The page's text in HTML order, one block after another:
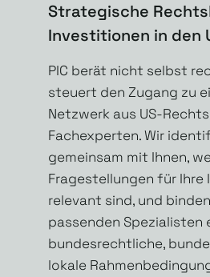
Strategische
Investitionen in den
PIC berät nicht selbst
steuert den Zugang zu
Netzwerk aus US-
Fachexperten. Wir
gemeinsam mit Ihnen,
Fragestellungen für Ihre
relevant sind, und
passenden Spezialisten
bundesrechtliche,
lokale